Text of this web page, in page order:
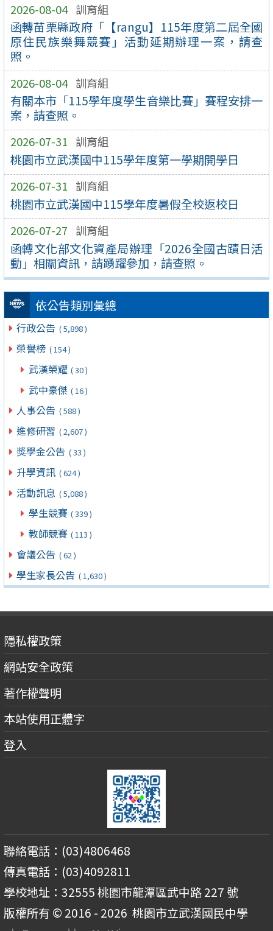
2026-08-04 訓育組
函轉苗栗縣政府「【rangu】115年度第二屆全國
原住民族樂舞競賽」活動延期辦理一案，請查
照。
2026-08-04 訓育組
有關本市「115學年度學生音樂比賽」賽程安排一
案，請查照。
2026-07-31 訓育組
桃園市立武漢國中115學年度第一學期開學日
2026-07-31 訓育組
桃園市立武漢國中115學年度暑假全校返校日
2026-07-27 訓育組
函轉文化部文化資產局辦理「2026全國古蹟日活
動」相關資訊，請踴躍參加，請查照。
依公告類別彙總
行政公告 ( 5,898 )
榮譽榜 ( 154 )
武漢榮耀 ( 30 )
武中豪傑 ( 16 )
人事公告 ( 588 )
進修研習 ( 2,607 )
獎學金公告 ( 33 )
升學資訊 ( 624 )
活動訊息 ( 5,088 )
學生競賽 ( 339 )
教師競賽 ( 113 )
會議公告 ( 62 )
學生家長公告 ( 1,630 )
隱私權政策
網站安全政策
著作權聲明
本站使用正體字
登入
聯絡電話：(03)4806468
傳真電話：(03)4092811
學校地址：32555 桃園市龍潭區武中路 227 號
版權所有 © 2016 - 2026 桃園市立武漢國民中學